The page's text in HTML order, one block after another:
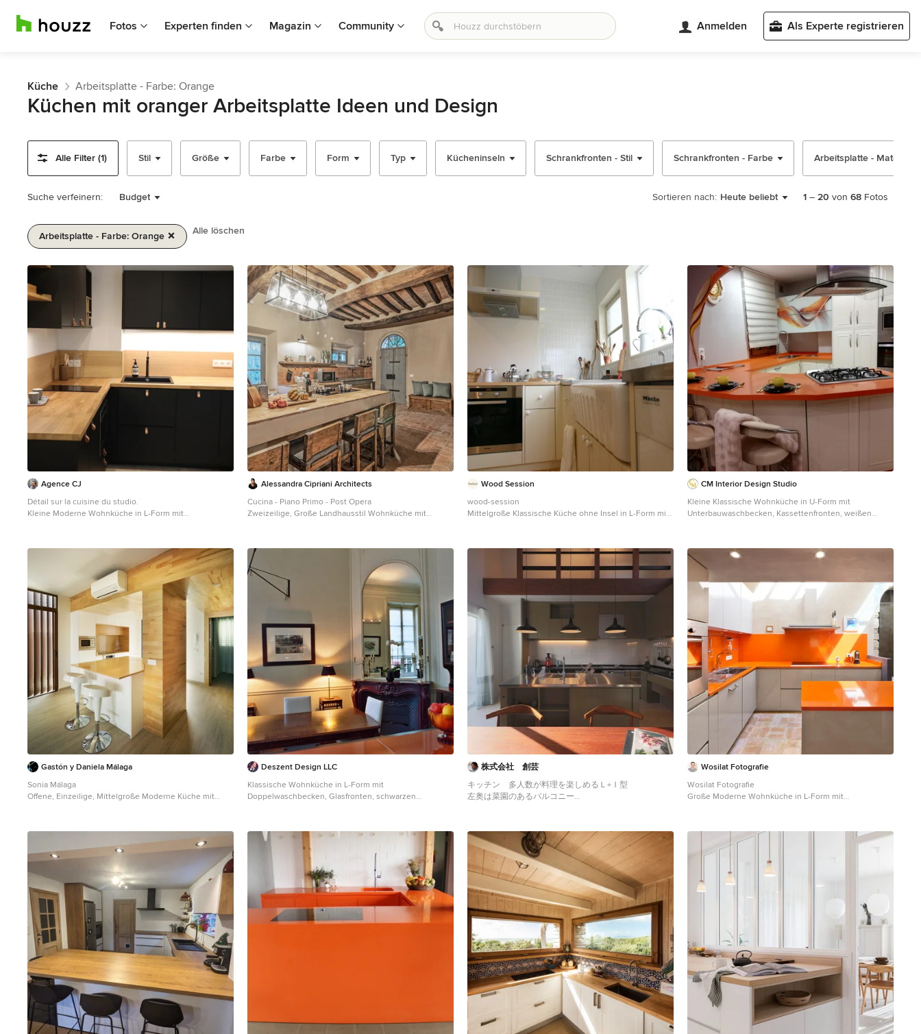
Fotos Experten finden Magazin Community Anmelden Als Experte registrieren
Küche Arbeitsplatte - Farbe: Orange
Küchen mit oranger Arbeitsplatte Ideen und Design
Alle Filter (1) Stil Größe Farbe Form Typ Kücheninseln Schrankfronten - Stil Schrankfronten - Farbe Arbeitsplatte - Material
Suche verfeinern: Budget Sortieren nach: Heute beliebt 1 – 20 von 68 Fotos
Arbeitsplatte - Farbe: Orange Alle löschen
von
2
Agence CJ
Détail sur la cuisine du studio.
Kleine Moderne Wohnküche in L-Form mit
Orange, Rückwand aus Holz, Elektrogeräten mit
Frontblende, hellem Holzboden, beigem Boden,
oranger Arbeitsplatte und freigelegten Dachbalken in
Alessandra Cipriani Architects
Cucina - Piano Primo - Post Opera
Zweizeilige, Große Landhausstil Wohnküche mit
Edelstahl, Backsteinboden, Kücheninsel, orangem
Boden, oranger Arbeitsplatte und freigelegten
Dachbalken in Florenz
Wood Session
wood-session
Mittelgroße Klassische Küche ohne Insel in L-Form mit
Elektrogeräten und oranger Arbeitsplatte in Osaka
CM Interior Design Studio
Kleine Klassische Wohnküche in U-Form mit
Unterbauwaschbecken, Kassettenfronten, weißen
Halbinsel, buntem Boden und oranger Arbeitsplatte in
Malaga
Gastón y Daniela Málaga
Sonia Málaga
Offene, Einzeilige, Mittelgroße Moderne Küche mit
Arbeitsplatte in Malaga
Deszent Design LLC
Klassische Wohnküche in L-Form mit
Doppelwaschbecken, Glasfronten, schwarzen
Küchengeräten aus Edelstahl, braunem Holzboden,
Kücheninsel, schwarzem Boden und oranger
Arbeitsplatte in Sonstige
株式会社 創芸
キッチン 多人数が料理を楽しめるＬ+Ｉ型
左奥は菜園のあるバルコニー
Schränken, Edelstahl-Arbeitsplatte, Küchenrückwand in
Grün, Glasrückwand, Elektrogeräten mit Frontblende,
Vinylboden, Kücheninsel, beigem Boden und oranger
Arbeitsplatte in Sonstige
Wosilat Fotografie
Wosilat Fotografie
Große Moderne Wohnküche in L-Form mit
Küchengeräten aus Edelstahl, Kücheninsel,
Terrakottaboden und oranger Arbeitsplatte in Stuttgart